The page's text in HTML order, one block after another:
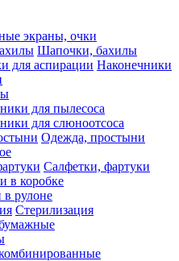
экраны, очки
Шапочки, бахилы
Наконечники
для пылесоса
для слюноотсоса
Одежда, простыни
Салфетки, фартуки
в коробке
рулоне
Стерилизация